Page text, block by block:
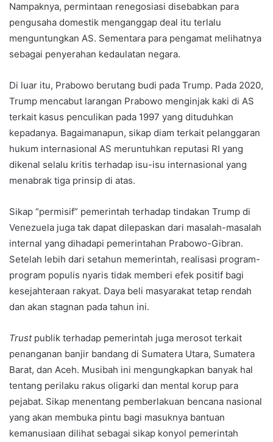
Nampaknya, permintaan renegosiasi disebabkan para
pengusaha domestik menganggap deal itu terlalu
menguntungkan AS. Sementara para pengamat melihatnya
sebagai penyerahan kedaulatan negara.
Di luar itu, Prabowo berutang budi pada Trump. Pada 2020,
Trump mencabut larangan Prabowo menginjak kaki di AS
terkait kasus penculikan pada 1997 yang dituduhkan
kepadanya. Bagaimanapun, sikap diam terkait pelanggaran
hukum internasional AS meruntuhkan reputasi RI yang
dikenal selalu kritis terhadap isu-isu internasional yang
menabrak tiga prinsip di atas.
Sikap “permisif” pemerintah terhadap tindakan Trump di
Venezuela juga tak dapat dilepaskan dari masalah-masalah
internal yang dihadapi pemerintahan Prabowo-Gibran.
Setelah lebih dari setahun memerintah, realisasi program-
program populis nyaris tidak memberi efek positif bagi
kesejahteraan rakyat. Daya beli masyarakat tetap rendah
dan akan stagnan pada tahun ini.
Trustpublik terhadap pemerintah juga merosot terkait
penanganan banjir bandang di Sumatera Utara, Sumatera
Barat, dan Aceh. Musibah ini mengungkapkan banyak hal
tentang perilaku rakus oligarki dan mental korup para
pejabat. Sikap menentang pemberlakuan bencana nasional
yang akan membuka pintu bagi masuknya bantuan
kemanusiaan dilihat sebagai sikap konyol pemerintah